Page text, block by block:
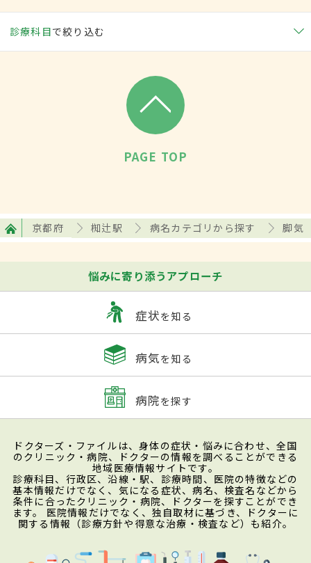
診療科目で絞り込む
PAGE TOP
京都府 椥辻駅 病名カテゴリから探す 脚気
悩みに寄り添うアプローチ
症状を知る
病気を知る
病院を探す
ドクターズ・ファイルは、身体の症状・悩みに合わせ、全国
のクリニック・病院、ドクターの情報を調べることができる
地域医療情報サイトです。
診療科目、行政区、沿線・駅、診療時間、医院の特徴などの
基本情報だけでなく、気になる症状、病名、検査名などから
条件に合ったクリニック・病院、ドクターを探すことができ
ます。 医院情報だけでなく、独自取材に基づき、ドクターに
関する情報（診療方針や得意な治療・検査など）も紹介。